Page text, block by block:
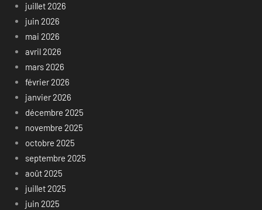
juillet 2026
juin 2026
mai 2026
avril 2026
mars 2026
février 2026
janvier 2026
décembre 2025
novembre 2025
octobre 2025
septembre 2025
août 2025
juillet 2025
juin 2025